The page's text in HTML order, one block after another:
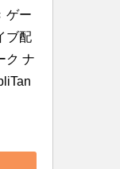
ゲー
ブ配
ク ナ